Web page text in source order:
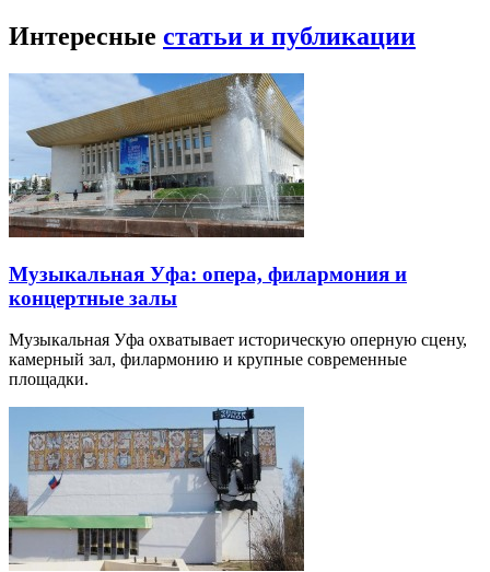
Интересные статьи и публикации
Музыкальная Уфа: опера, филармония и
концертные залы
Музыкальная Уфа охватывает историческую оперную сцену,
камерный зал, филармонию и крупные современные
площадки.